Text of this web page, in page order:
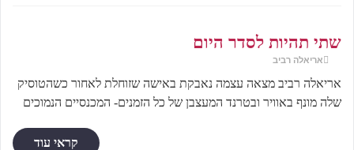
שתי תהיות לסדר היום
אריאלה רביב
אריאלה רביב מצאה עצמה נאבקת באישה שזוחלת לאחור כשהטוסיק
שלה מונף באוויר ובטרנד המעצבן של כל הזמנים- המכנסיים הנמוכים
קראי עוד